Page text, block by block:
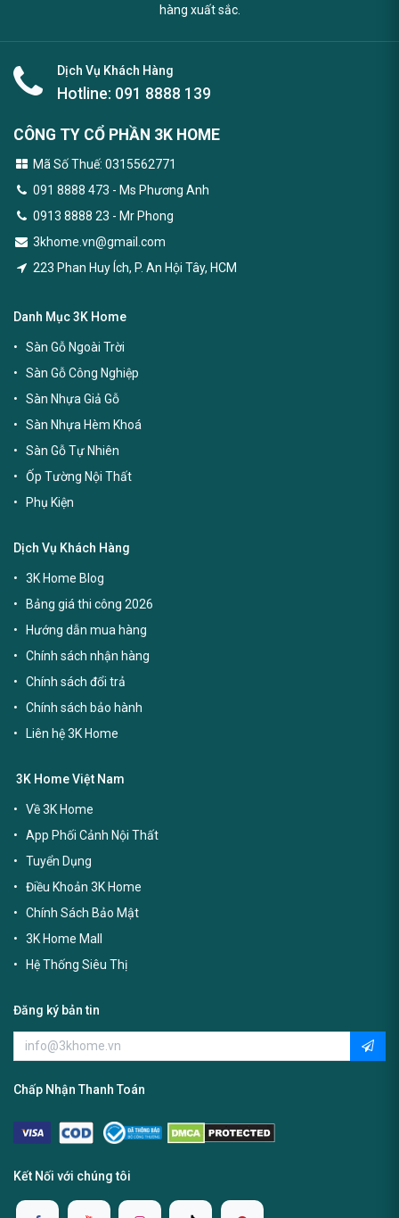
hàng xuất sắc.
Dịch Vụ Khách Hàng
Hotline: 091 8888 139
CÔNG TY CỔ PHẦN 3K HOME
Mã Số Thuế: 0315562771
091 8888 473 - Ms Phương Anh
0913 8888 23 - Mr Phong
3khome.vn@gmail.com
223 Phan Huy Ích, P. An Hội Tây, HCM
Danh Mục 3K Home
Sàn Gỗ Ngoài Trời
Sàn Gỗ Công Nghiệp
Sàn Nhựa Giả Gỗ
Sàn Nhựa Hèm Khoá
Sàn Gỗ Tự Nhiên
Ốp Tường Nội Thất
Phụ Kiện
Dịch Vụ Khách Hàng
3K Home Blog
Bảng giá thi công 2026
Hướng dẫn mua hàng
Chính sách nhận hàng
Chính sách đổi trả
Chính sách bảo hành
Liên hệ 3K Home
3K Home Việt Nam
Về 3K Home
App Phối Cảnh Nội Thất
Tuyển Dụng
Điều Khoản 3K Home
Chính Sách Bảo Mật
3K Home Mall
Hệ Thống Siêu Thị
Đăng ký bản tin
Chấp Nhận Thanh Toán
Kết Nối với chúng tôi